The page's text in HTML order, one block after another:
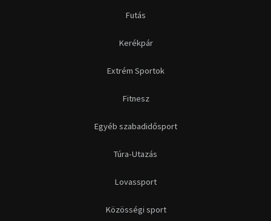
Futás
Kerékpár
Extrém Sportok
Fitnesz
Egyéb szabadidősport
Túra-Utazás
Lovassport
Közösségi sport